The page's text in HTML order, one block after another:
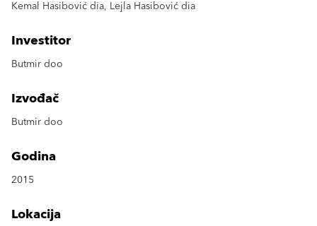
Kemal Hasibović dia, Lejla Hasibović dia
Investitor
Butmir doo
Izvođač
Butmir doo
Godina
2015
Lokacija